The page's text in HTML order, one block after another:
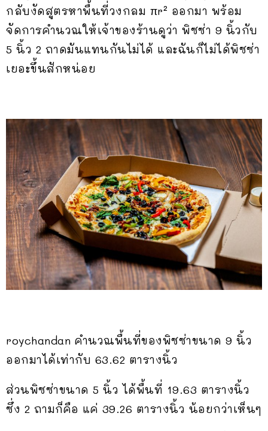
กลับงัดสูตรหาพื้นที่วงกลม πr² ออกมา พร้อม
จัดการคำนวณให้เจ้าของร้านดูว่า พิซซ่า 9 นิ้วกับ
5 นิ้ว 2 ถาดมันแทนกันไม่ได้ และฉันก็ไม่ได้พิซซ่า
เยอะขึ้นสักหน่อย
roychandan คำนวณพื้นที่ของพิซซ่าขนาด 9 นิ้ว
ออกมาได้เท่ากับ 63.62 ตารางนิ้ว
ส่วนพิซซ่าขนาด 5 นิ้ว ได้พื้นที่ 19.63 ตารางนิ้ว
ซึ่ง 2 ถามก็คือ แค่ 39.26 ตารางนิ้ว น้อยกว่าเห็นๆ